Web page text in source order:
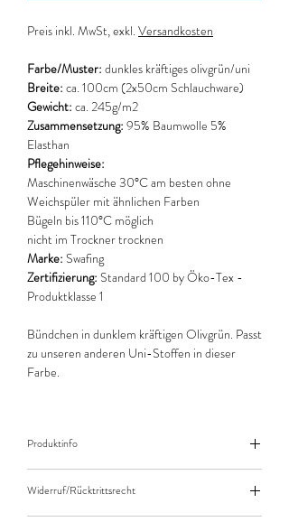
Preis inkl. MwSt, exkl. Versandkosten
Farbe/Muster: dunkles kräftiges olivgrün/uni
Breite: ca. 100cm (2x50cm Schlauchware)
Gewicht: ca. 245g/m2
Zusammensetzung: 95% Baumwolle 5%
Elasthan
Pflegehinweise:
Maschinenwäsche 30°C am besten ohne
Weichspüler mit ähnlichen Farben
Bügeln bis 110°C möglich
nicht im Trockner trocknen
Marke: Swafing
Zertifizierung: Standard 100 by Öko-Tex -
Produktklasse 1
Bündchen in dunklem kräftigen Olivgrün. Passt
zu unseren anderen Uni-Stoffen in dieser
Farbe.
Produktinfo
10cm (0,1m) Länge des Stoffes.
Bei einer Bestellung von zB. 50cm (0,5m)
Widerruf/Rücktrittsrecht